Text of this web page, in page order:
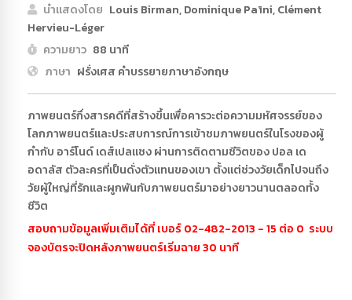
นำแสดงโดย Louis Birman, Dominique Païni, Clément
Hervieu-Léger
ความยาว 88 นาที
ภาษา ฝรั่งเศส คำบรรยายภาษาอังกฤษ
ภาพยนตร์กึ่งสารคดีที่สร้างขึ้นเพื่อคารวะต่อความมหัศจรรย์ของ
โลกภาพยนตร์และประสบการณ์การเข้าชมภาพยนตร์ในโรงของผู้
กำกับ อาร์โนด์ เดส์เปลแชง ผ่านการติดตามชีวิตของ ปอล เด
อดาลัส ตัวละครที่เป็นดั่งตัวแทนของเขา ตั้งแต่ช่วงวัยเด็กไปจนถึง
วัยผู้ใหญ่ที่รักและผูกพันกับภาพยนตร์มาอย่างยาวนานตลอดทั้ง
ชีวิต
สอบถามข้อมูลเพิ่มเติมได้ที่ เบอร์ 02-482-2013 - 15 ต่อ 0 ระบบ
จองบัตรจะปิดหลังภาพยนตร์เริ่มฉาย 30 นาที